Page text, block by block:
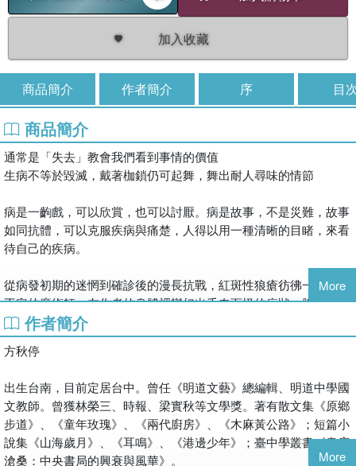
加入收藏
商品簡介 作者簡介 序 目
商品簡介
通常是「失去」教會我們看到事情的價值
生病不等於毀滅，戴著枷鎖仍可起舞，舞出耐人尋味的情節
病是一齣戲，可以欣賞，也可以討厭。病是故事，不是災難，故事
如同抗體，可以克服疾病與痛楚，人得以用一種清晰的目睹，來看
待自己的疾病。
從病發初期的迷惘到確診後的漫長抗戰，紅斑性狼瘡彷彿一位捉摸
不定的魔術師，在作者的身體裡變幻出千奇百怪的症狀：胸悶、脹
氣、頭暈……不僅生理飽受折磨，心靈也深陷孤獨與脆弱。面對突
如其來的疾病，她與伴侶的感情更受到嚴峻考驗。
看見疾病陰影下的掙扎與成長，如同蛹的掙脫，病重時晦黯，情況
好轉時又試著舉翅，拍動生命的熱情與風采。擁抱殘缺何其不易，
從自負、自憐到自我疼惜，學會接納人生的不完美，縱使身披重重
枷鎖，也依然舞動優雅。
More
作者簡介
方秋停
出生台南，目前定居台中。曾任《明道文藝》總編輯、明道中學國
文教師。曾獲林榮三、時報、梁實秋等文學獎。著有散文集《原鄉
步道》、《童年玫瑰》、《兩代廚房》、《木麻黃公路》；短篇小
說集《山海歲月》、《耳鳴》、《港邊少年》；臺中學叢書《書店
滄桑：中央書局的興衰與風華》。
More